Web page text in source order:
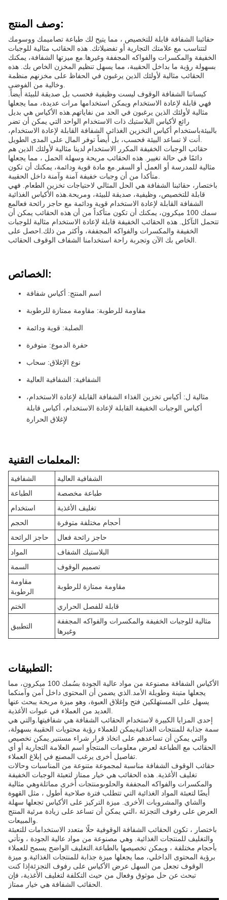
وصف المنتج:
حقائبنا الشفافة قابلة للتخصيص ، مما يتيح لك طباعة تصاميمك ووسومك
لتتناسب مع علامتك التجارية أو تفضيلاتك. هذه الحقائب مثالية للوجبات
الخفيفة والمكسرات والفواكه المجففة وغيرها.مع ميزتها الشفافة، يمكنك
بسهولة رؤية ما بداخل الحقيبة، مما يسهل تنظيم المخزن الخاص بك. هذه
الحقائب مثالية لأولئك الذين يرغبون في الحفاظ على مخزنهم منظمة
كيساتنا الشفافة الوقوف ليست وظيفية فحسب بل صديقة للبيئة أيضاً.
فهي قابلة لإعادة الاستخدام ويمكن استخدامها مرات عديدة، مما يجعلها
مثالية لأولئك الذين يرغبون في الحد من نفاياتهم.هذه الأكياس هي بديل
رائع لأكياس البلاستيك ذات الاستخدام الواحد التي يمكن أن تضر
بالبيئةباستخدام أكياس التخزين الغذائي الشفافة القابلة لإعادة الاستخدام،
حقائب الوجبات الخفيفة المكرر الاستخدام لدينا مثالية لأولئك الذين هم
دائمًا في حالة تغيير. هذه الحقائب مريحة وسهلة الحمل ، مما يجعلها
مثالية للمدرسة أو العمل أو السفر.مع مادة قوية ودائمة، يمكنك أن تكون
باختصار، حقائبنا الشفافة هي الحل المثالي لاحتياجات تخزين الطعام. فهي
قابلة للتخصيص، وظيفية، صديقة للبيئة، ومريحة.هذه الأكياس الغذائية
الشفافة القابلة لإعادة الاستخدام قوية ودائمة مع حاجز رائحة فعالمع
سمك 100 ميكرون، يمكنك أن تكون متأكداً من أن هذه الحقائب يمكن أن
تتحمل التآكل. هذه الحقائب الخفيفة قابلة لإعادة الاستخدام مثالية للوجبات
الخفيفة والمكسرات والفواكه المجففة، وأكثر من ذلك.احصل على
الخصائص:
اسم المنتج: أكياس شفافة
مقاومة للرطوبة: مقاومة ممتازة للرطوبة
الصلبة: قوية ودائمة
حفرة الدموع: متوفرة
نوع الإغلاق: سحاب
الشفافية: الشفافية العالية
مثالية ل: أكياس تخزين الغذاء الشفافة القابلة لإعادة الاستخدام،
أكياس الوجبات الخفيفة القابلة لإعادة الاستخدام، أكياس قابلة
لإغلاق الحرارة
المعلمات التقنية:
الشفافية
الشفافية العالية
الطباعة
طباعة مخصصة
استخدام
تغليف الأغذية
الحجم
أحجام مختلفة متوفرة
حاجز الرائحة
حاجز رائحة فعال
المواد
البلاستيك الشفاف
السمة
تصميم الوقوف
مقاومة
الرطوبة
مقاومة ممتازة للرطوبة
الختم قابلة للفصل الحراري
التطبيق
مثالية للوجبات الخفيفة والمكسرات والفواكه المجففة
وغيرها
التطبيقات:
الأكياس الشفافة مصنوعة من مواد عالية الجودة بسُمك 100 ميكرون، مما
يجعلها متينة وطويلة الأمد.الذي يضمن أن المحتوى داخل آمن وآمنكما
يسهل على المستهلكين فتح وإغلاق العبوة، وهو ميزة مريحة يبحث عنها
إحدى المزايا الكبيرة لاستخدام الحقائب الشفافة هي شفافيتها.والتي هي
سمة جذابة للمنتجات الغذائيةيمكن للعملاء رؤية محتويات الحقيبة بسهولة،
والتي يمكن أن تساعدهم على اتخاذ قرار شراء مستنير.يمكن تخصيص
الحقائب مع الطباعة لعرض معلومات المنتجأو اسم العلامة التجارية أو أي
حقائب الوقوف الشفافة مناسبة لمجموعة متنوعة من المناسبات وحالات
تغليف الأغذية. هذه الحقائب هي خيار ممتاز لتعبئة الوجبات الخفيفة
والمكسرات والفواكه المجففة والحلوىومنتجات أخرى مماثلةوهي مثالية
أيضًا لتعبئة المواد الغذائية التي تتطلب فترة صلاحية أطول ، مثل القهوة
والشاي والمشروبات الأخرى. ميزة التركيز على الأكياس تجعلها سهلة
العرض على رفوف التجزئة ،التي يمكن أن تساعد على زيادة مرئية المنتج
باختصار ، تكون الحقائب الشفافة الوقوفية حلًا متعدد الاستخدامات للتعبئة
والتغليف للمنتجات الغذائية. وهي مصنوعة من مواد عالية الجودة ، وتأتي
بأحجام مختلفة ، ويمكن تخصيصها بالطباعة.التغليف الواضح يسمح للعملاء
برؤية المحتوى الداخلي، مما يجعلها ميزة جذابة للمنتجات الغذائية.و ميزة
الوقوف تجعل من السهل عرض الأكياس على رفوف التجزئةإذا كنت
تبحث عن حل موثوق وفعال من حيث التكلفة لتغليف الأغذية، فإن